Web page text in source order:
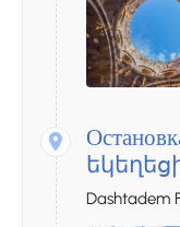
Dashtadem